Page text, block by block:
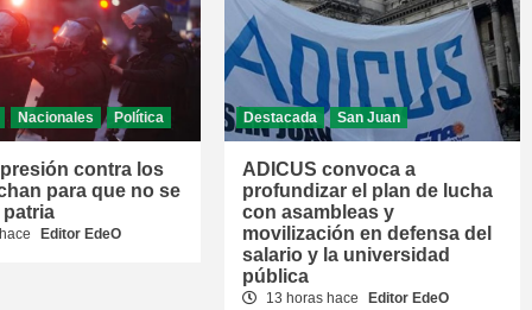
Nacionales Política
contra los
para que no se
patria
Editor EdeO
Destacada San Juan
ADICUS convoca a
profundizar el plan de lucha
con asambleas y
movilización en defensa del
salario y la universidad
pública
13 horas hace Editor EdeO